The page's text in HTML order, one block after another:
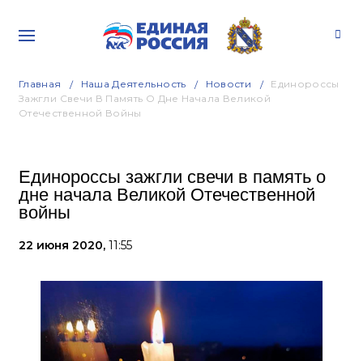
Главная Наша Деятельность Новости
Единороссы
Зажгли Свечи В Память О Дне Начала Великой
Отечественной Войны
Единороссы зажгли свечи в память о
дне начала Великой Отечественной
войны
22 июня 2020, 11:55